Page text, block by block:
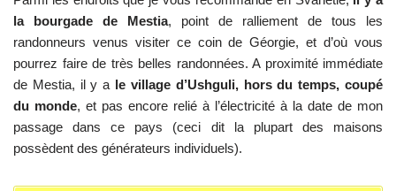
la bourgade de Mestia, point de ralliement de tous les
randonneurs venus visiter ce coin de Géorgie, et d’où vous
pourrez faire de très belles randonnées. A proximité immédiate
de Mestia, il y a le village d’Ushguli, hors du temps, coupé
du monde, et pas encore relié à l’électricité à la date de mon
passage dans ce pays (ceci dit la plupart des maisons
possèdent des générateurs individuels).